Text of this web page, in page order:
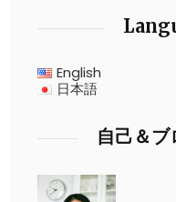
English
日本語
自己＆ブ